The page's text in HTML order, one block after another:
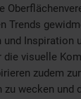
Trends
Inspiration
die visuelle
zudem
wecken und